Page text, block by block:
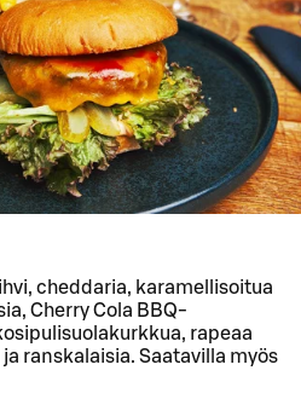
cheddaria, karamellisoitua
Cherry Cola BBQ-
rapeaa
ranskalaisia. Saatavilla myös